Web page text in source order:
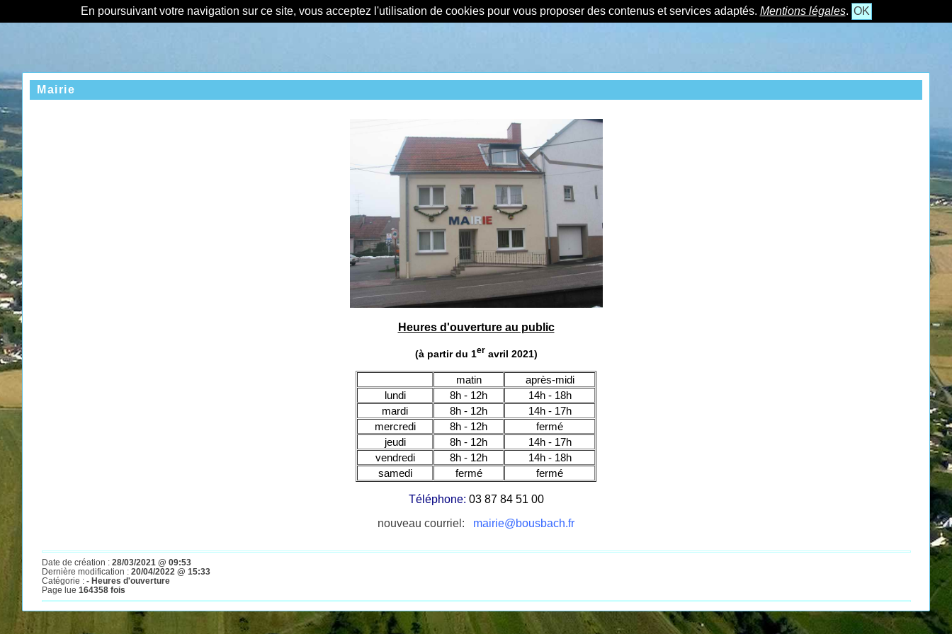
En poursuivant votre navigation sur ce site, vous acceptez l'utilisation de cookies pour vous proposer des contenus et services adaptés. Mentions légales. OK
Mairie
Heures d'ouverture au public
(à partir du 1er avril 2021)
matin
après-midi
lundi
8h - 12h
14h - 18h
mardi
8h - 12h
14h - 17h
mercredi
8h - 12h
fermé
jeudi
8h - 12h
14h - 17h
vendredi
8h - 12h
14h - 18h
samedi
fermé fermé
Téléphone: 03 87 84 51 00
nouveau courriel: mairie@bousbach.fr
Date de création : 28/03/2021 @ 09:53
Dernière modification : 20/04/2022 @ 15:33
Catégorie : - Heures d'ouverture
Page lue 164358 fois